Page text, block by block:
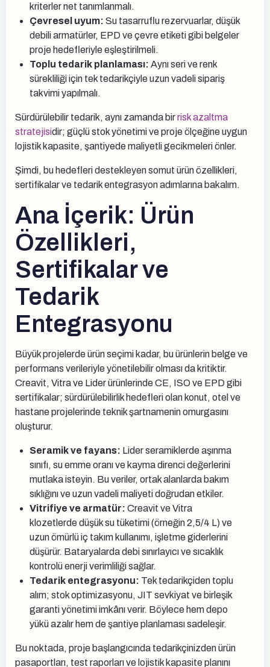
kriterler net tanımlanmalı.
Çevresel uyum: Su tasarruflu rezervuarlar, düşük
debili armatürler, EPD ve çevre etiketi gibi belgeler
proje hedefleriyle eşleştirilmeli.
Toplu tedarik planlaması: Aynı seri ve renk
sürekliliği için tek tedarikçiyle uzun vadeli sipariş
takvimi yapılmalı.
Sürdürülebilir tedarik, aynı zamanda birrisk azaltma
stratejisidir; güçlü stok yönetimi ve proje ölçeğine uygun
lojistik kapasite, şantiyede maliyetli gecikmeleri önler.
Şimdi, bu hedefleri destekleyen somut ürün özellikleri,
sertifikalar ve tedarik entegrasyon adımlarına bakalım.
Ana İçerik: Ürün
Özellikleri,
Sertifikalar ve
Tedarik
Entegrasyonu
Büyük projelerde ürün seçimi kadar, bu ürünlerin belge ve
performans verileriyle yönetilebilir olması da kritiktir.
Creavit, Vitra ve Lider ürünlerinde CE, ISO ve EPD gibi
sertifikalar; sürdürülebilirlik hedefleri olan konut, otel ve
hastane projelerinde teknik şartnamenin omurgasını
oluşturur.
Seramik ve fayans: Lider seramiklerde aşınma
sınıfı, su emme oranı ve kayma direnci değerlerini
mutlaka isteyin. Bu veriler, ortak alanlarda bakım
sıklığını ve uzun vadeli maliyeti doğrudan etkiler.
Vitrifiye ve armatür: Creavit ve Vitra
klozetlerde düşük su tüketimi (örneğin 2,5/4 L) ve
uzun ömürlü iç takım kullanımı, işletme giderlerini
düşürür. Bataryalarda debi sınırlayıcı ve sıcaklık
kontrolü enerji verimliliği sağlar.
Tedarik entegrasyonu: Tek tedarikçiden toplu
alım; stok optimizasyonu, JIT sevkiyat ve birleşik
garanti yönetimi imkânı verir. Böylece hem depo
yükü azalır hem de şantiye planlaması sadeleşir.
Bu noktada, proje başlangıcında tedarikçinizden ürün
pasaportları, test raporları ve lojistik kapasite planını